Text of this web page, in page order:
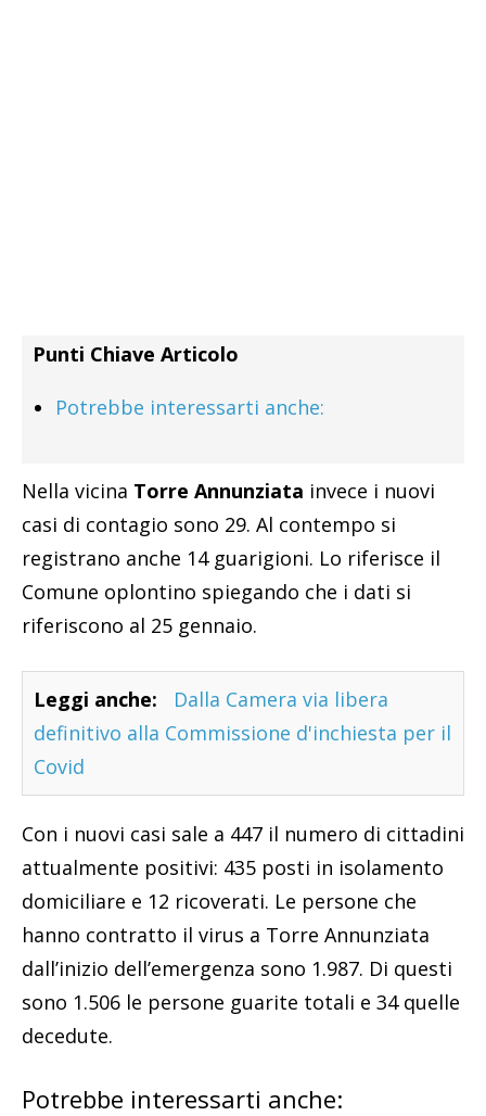
Punti Chiave Articolo
Potrebbe interessarti anche:
Nella vicina Torre Annunziata invece i nuovi
casi di contagio sono 29. Al contempo si
registrano anche 14 guarigioni. Lo riferisce il
Comune oplontino spiegando che i dati si
riferiscono al 25 gennaio.
Leggi anche:
Dalla Camera via libera
definitivo alla Commissione d'inchiesta per il
Covid
Con i nuovi casi sale a 447 il numero di cittadini
attualmente positivi: 435 posti in isolamento
domiciliare e 12 ricoverati. Le persone che
hanno contratto il virus a Torre Annunziata
dall’inizio dell’emergenza sono 1.987. Di questi
sono 1.506 le persone guarite totali e 34 quelle
decedute.
Potrebbe interessarti anche: